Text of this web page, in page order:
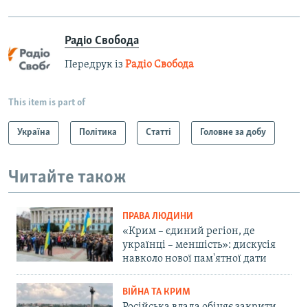
Радіо Свобода
Передрук із Радіо Свобода
This item is part of
Україна Політика Статті Головне за добу
Читайте також
ПРАВА ЛЮДИНИ
«Крим – єдиний регіон, де
українці – меншість»: дискусія
навколо нової пам'ятної дати
ВІЙНА ТА КРИМ